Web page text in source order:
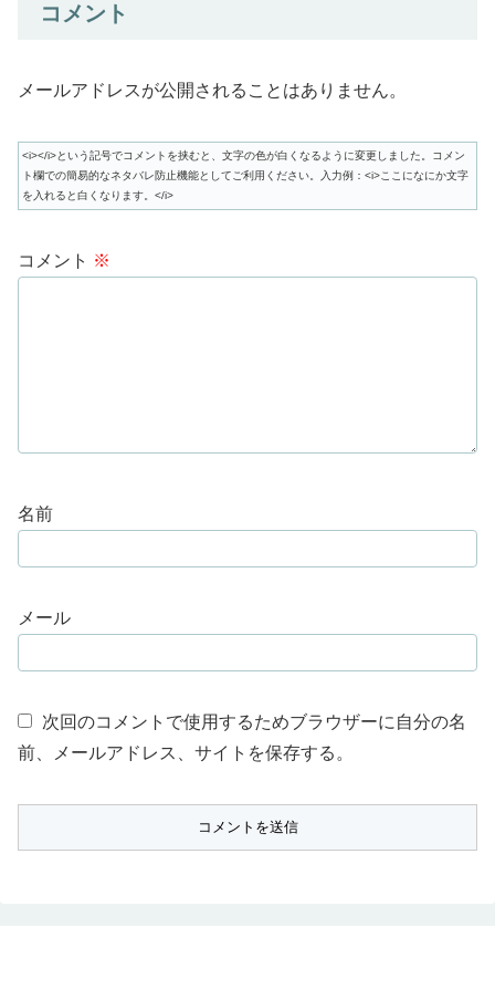
コメント
メールアドレスが公開されることはありません。
<i></i>という記号でコメントを挟むと、文字の色が白くなるように変更しました。コメン
ト欄での簡易的なネタバレ防止機能としてご利用ください。入力例：<i>ここになにか文字
を入れると白くなります。</i>
コメント ※
名前
メール
次回のコメントで使用するためブラウザーに自分の名
前、メールアドレス、サイトを保存する。